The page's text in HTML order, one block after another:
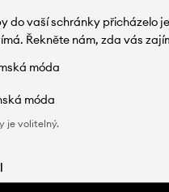
do vaší schránky přicházelo
Řekněte nám, zda vás
móda
móda
je volitelný.